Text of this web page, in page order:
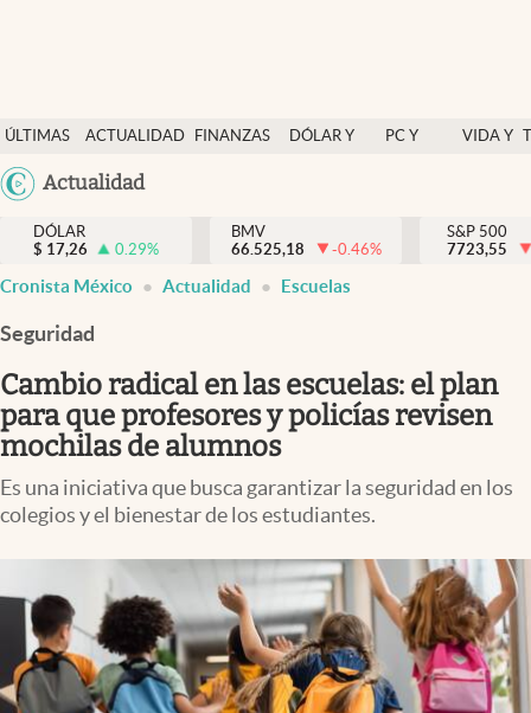
ÚLTIMAS
NOTICIAS
ACTUALIDAD
FINANZAS
DÓLAR Y
PC Y
VIDA Y
México
Actualidad
Actualidad
Finanzas y economía
Dólar y mercados
Pc y celular
Vida y estilo
Tv
Mediakit
abre en nueva pestaña
México
DÓLAR
$ 17,26 0.29%
BMV
66.525,18
-0.46%
S&P 500
7723,55
Cronista México Actualidad Escuelas
Seguridad
Cambio radical en las escuelas: el plan
para que profesores y policías revisen
mochilas de alumnos
Es una iniciativa que busca garantizar la seguridad en los
colegios y el bienestar de los estudiantes.